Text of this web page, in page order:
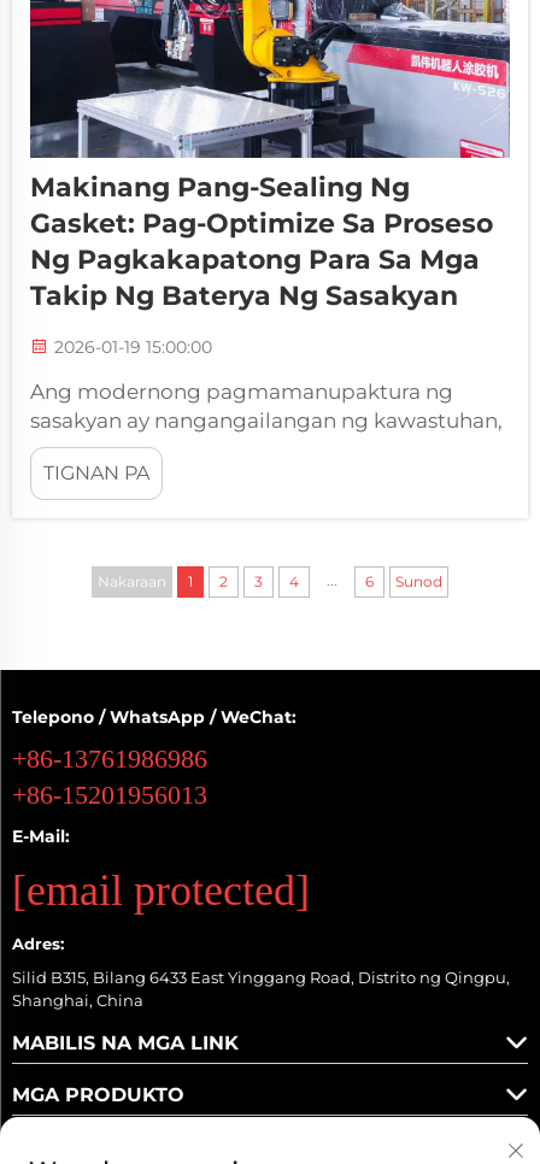
Makinang Pang-Sealing Ng
Gasket: Pag-Optimize Sa Proseso
Ng Pagkakapatong Para Sa Mga
Takip Ng Baterya Ng Sasakyan
2026-01-19 15:00:00
Ang modernong pagmamanupaktura ng
sasakyan ay nangangailangan ng kawastuhan,
katiyakan, at kahusayan sa bawat proseso ng
produksyon ng mga bahagi. Ang sealing
machine para sa gasket ng Kaiwei ay
hinaharap ng mga tagagawa ang mga
solusyon sa pag-sealing para sa
TIGNAN PA
Nakaraan 1 2 3 4 6 Sunod
Telepono / WhatsApp / WeChat:
+86-13761986986
+86-15201956013
E-Mail:
[email protected]
Adres:
Silid B315, Bilang 6433 East Yinggang Road, Distrito ng Qingpu,
Shanghai, China
MABILIS NA MGA LINK
MGA PRODUKTO